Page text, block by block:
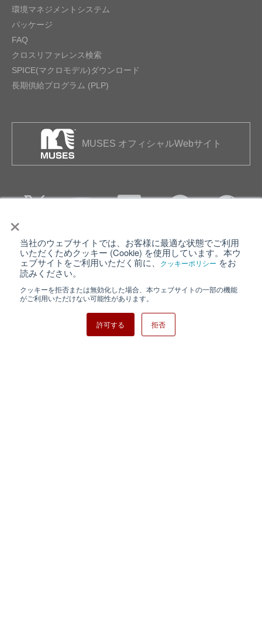
×
当社のウェブサイトでは、お客様に最適な状態でご利用
いただくためクッキー (Cookie) を使用しています。本ウ
ェブサイトをご利用いただく前に、
クッキーポリシー をお
読みください。
クッキーを拒否または無効化した場合、本ウェブサイトの一部の機能
がご利用いただけない可能性があります。
許可する 拒否
環境マネジメントシステム
パッケージ
FAQ
クロスリファレンス検索
SPICE(マクロモデル)ダウンロード
長期供給プログラム (PLP)
MUSES オフィシャルWebサイト
個人情報保護について ウェブサイト利用規約
クッキーポリシー
日清紡ホールディングス
Copyright ⓒ Nisshinbo Micro Devices Inc. All Rights Reserved.